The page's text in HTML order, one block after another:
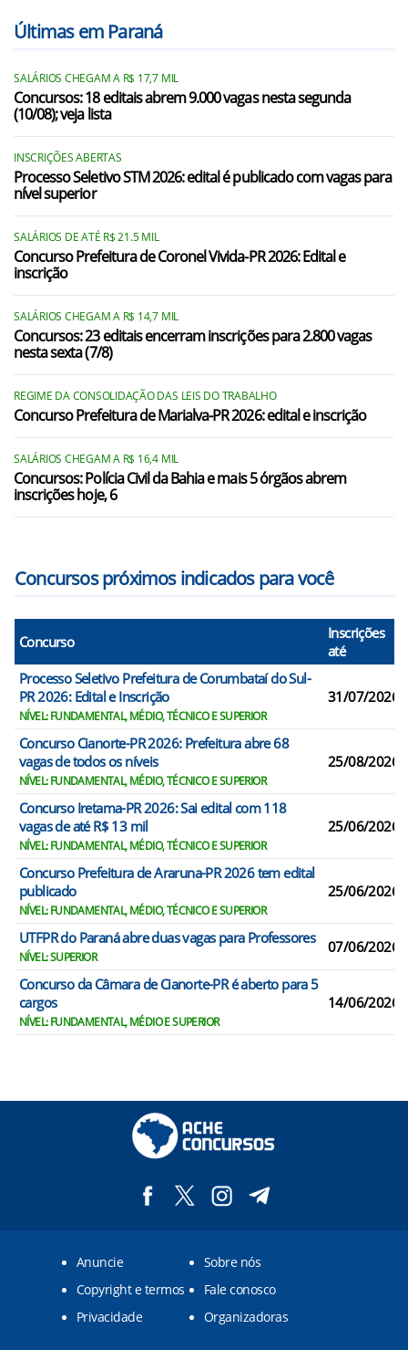
Engenheiro Beltrão/PR
Farol/PR
Fênix/PR
Floresta/PR
Godoy Moreira/PR
Iretama/PR
Itambé/PR
Ivatuba/PR
Janiópolis/PR
Jussara/PR
Luiziana/PR
Mamborê/PR
Peabiru/PR
Últimas em Paraná
SALÁRIOS CHEGAM A R$ 17,7 MIL
Concursos: 18 editais abrem 9.000 vagas nesta segunda
(10/08); veja lista
INSCRIÇÕES ABERTAS
Processo Seletivo STM 2026: edital é publicado com vagas para
nível superior
SALÁRIOS DE ATÉ R$ 21.5 MIL
Concurso Prefeitura de Coronel Vivida-PR 2026: Edital e
inscrição
SALÁRIOS CHEGAM A R$ 14,7 MIL
Concursos: 23 editais encerram inscrições para 2.800 vagas
nesta sexta (7/8)
REGIME DA CONSOLIDAÇÃO DAS LEIS DO TRABALHO
Concurso Prefeitura de Marialva-PR 2026: edital e inscrição
SALÁRIOS CHEGAM A R$ 16,4 MIL
Concursos: Polícia Civil da Bahia e mais 5 órgãos abrem
inscrições hoje, 6
Concursos próximos indicados para você
Concurso
Inscrições
até
Processo Seletivo Prefeitura de Corumbataí do Sul-
PR 2026: Edital e Inscrição
NÍVEL: FUNDAMENTAL, MÉDIO, TÉCNICO E SUPERIOR
31/07/2026
Concurso Cianorte-PR 2026: Prefeitura abre 68
vagas de todos os níveis
NÍVEL: FUNDAMENTAL, MÉDIO, TÉCNICO E SUPERIOR
25/08/2026
Concurso Iretama-PR 2026: Sai edital com 118
vagas de até R$ 13 mil
NÍVEL: FUNDAMENTAL, MÉDIO, TÉCNICO E SUPERIOR
25/06/2026
Concurso Prefeitura de Araruna-PR 2026 tem edital
publicado
NÍVEL: FUNDAMENTAL, MÉDIO, TÉCNICO E SUPERIOR
25/06/2026
UTFPR do Paraná abre duas vagas para Professores
NÍVEL: SUPERIOR
07/06/2026
Concurso da Câmara de Cianorte-PR é aberto para 5
cargos
NÍVEL: FUNDAMENTAL, MÉDIO E SUPERIOR
14/06/2026
Anuncie
Sobre nós
Copyright e termos
Fale conosco
Privacidade
Organizadoras